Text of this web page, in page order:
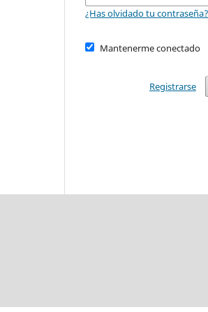
¿Has olvidado tu contraseña?
Mantenerme conectado
Registrarse